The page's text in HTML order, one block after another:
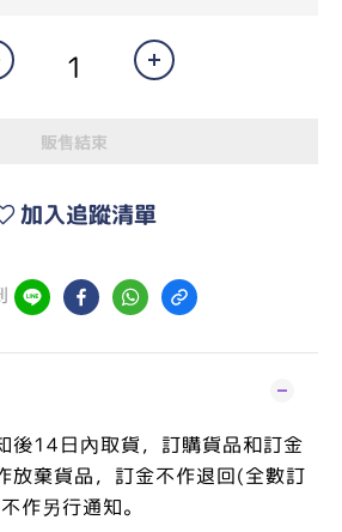
販售結束
加入追蹤清單
後14日內取貨，訂購貨品和訂金
放棄貨品，訂金不作退回(全數訂
作另行通知。